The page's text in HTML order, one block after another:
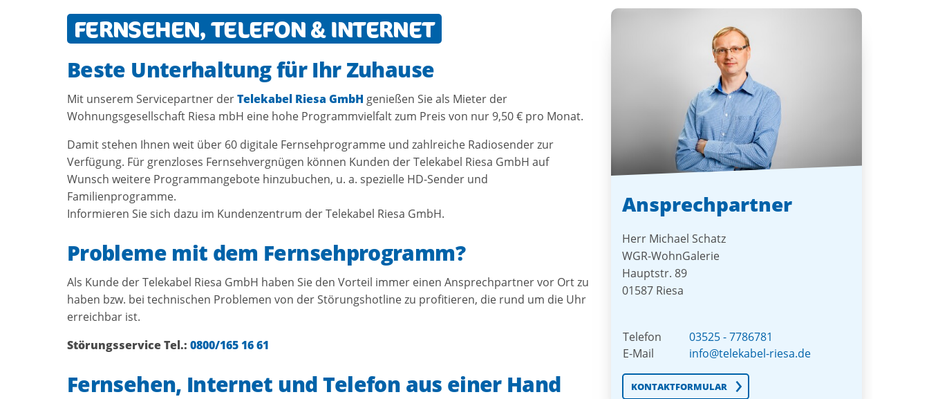
Ansprechpartner
Herr Michael Schatz
WGR-WohnGalerie
Hauptstr. 89
01587 Riesa
Telefon
03525 - 7786781
E-Mail
info@telekabel-riesa.de
KONTAKTFORMULAR
FERNSEHEN, TELEFON & INTERNET
Beste Unterhaltung für Ihr Zuhause
Mit unserem Servicepartner derTelekabel Riesa GmbH genießen Sie als Mieter der
Wohnungsgesellschaft Riesa mbH eine hohe Programmvielfalt zum Preis von nur 9,50 € pro Monat.
Damit stehen Ihnen weit über 60 digitale Fernsehprogramme und zahlreiche Radiosender zur
Verfügung. Für grenzloses Fernsehvergnügen können Kunden der Telekabel Riesa GmbH auf
Wunsch weitere Programmangebote hinzubuchen, u. a. spezielle HD-Sender und
Familienprogramme.
Informieren Sie sich dazu im Kundenzentrum der Telekabel Riesa GmbH.
Probleme mit dem Fernsehprogramm?
Als Kunde der Telekabel Riesa GmbH haben Sie den Vorteil immer einen Ansprechpartner vor Ort zu
haben bzw. bei technischen Problemen von der Störungshotline zu profitieren, die rund um die Uhr
erreichbar ist.
Störungsservice Tel.: 0800/165 16 61
Fernsehen, Internet und Telefon aus einer Hand